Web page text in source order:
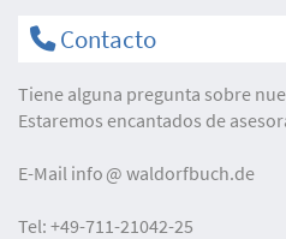
Contacto
Tiene alguna pregunta sobre
Estaremos encantados de
E-Mail info waldorfbuch.de
Tel: +49-711-21042-25